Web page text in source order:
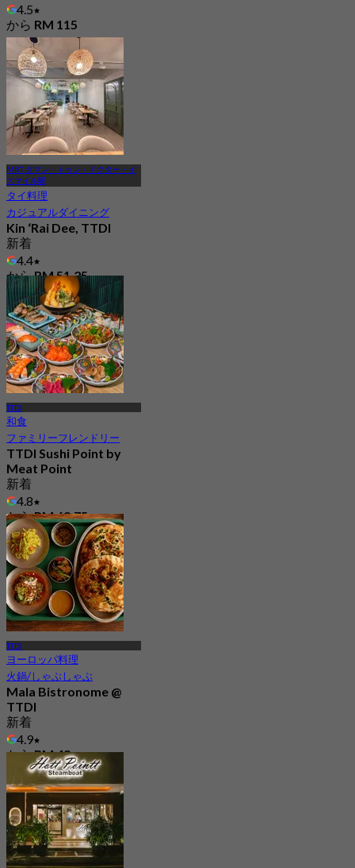
4.5
から RM 115
MRT タマン・トゥン・ドクター・イ
スマイル駅
タイ料理
カジュアルダイニング
Kin ‘Rai Dee, TTDI
新着
4.4
からRM 51.25
TTDI
和食
ファミリーフレンドリー
TTDI Sushi Point by
Meat Point
新着
4.8
からRM 68.75
TTDI
ヨーロッパ料理
火鍋/しゃぶしゃぶ
Mala Bistronome @
TTDI
新着
4.9
からRM 49